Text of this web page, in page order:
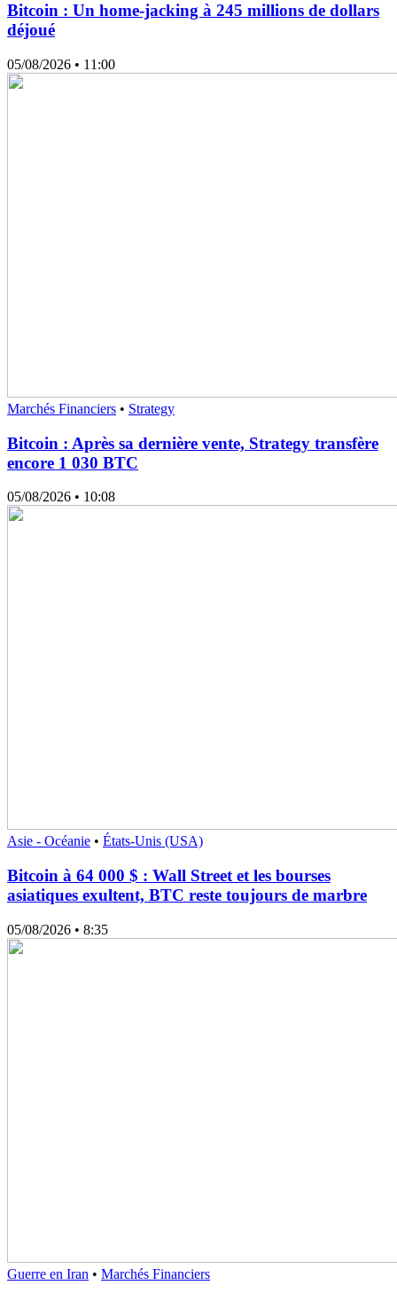
Bitcoin : Un home-jacking à 245 millions de dollars
déjoué
05/08/2026 • 11:00
Marchés Financiers • Strategy
Bitcoin : Après sa dernière vente, Strategy transfère
encore 1 030 BTC
05/08/2026 • 10:08
Asie - Océanie • États-Unis (USA)
Bitcoin à 64 000 $ : Wall Street et les bourses
asiatiques exultent, BTC reste toujours de marbre
05/08/2026 • 8:35
Guerre en Iran • Marchés Financiers